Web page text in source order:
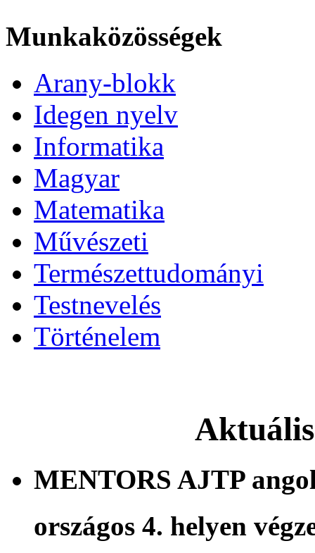
Munkaközösségek
Arany-blokk
Idegen nyelv
Informatika
Magyar
Matematika
Művészeti
Természettudományi
Testnevelés
Történelem
MENTORS AJTP
országos 4. helyen